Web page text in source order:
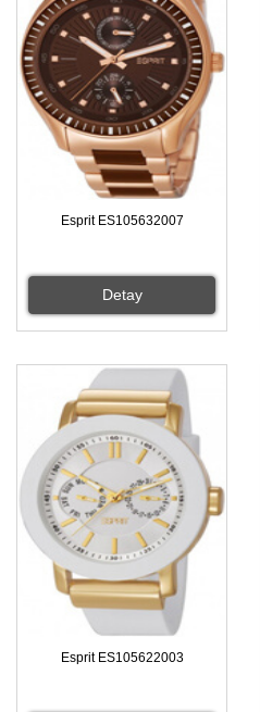
Esprit ES105632007
Detay
Esprit ES105622003